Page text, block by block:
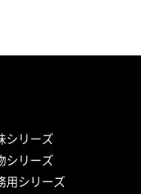
シリーズ
シリーズ
用シリーズ